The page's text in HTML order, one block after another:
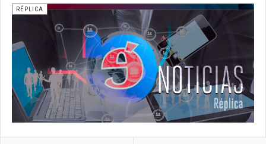
RÉPLICA